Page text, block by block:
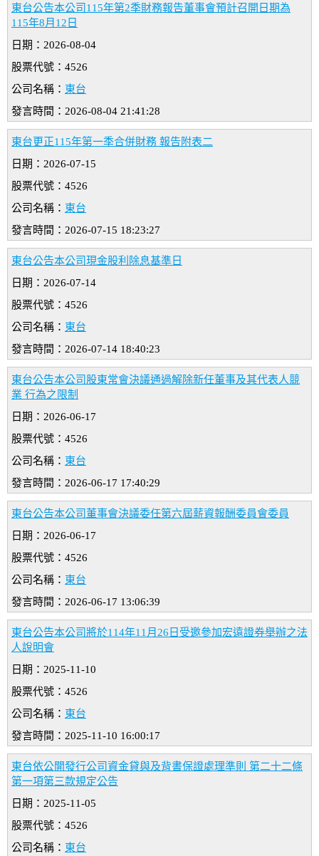
東台公告本公司115年第2季財務報告董事會預計召開日期為
115年8月12日
日期：2026-08-04
股票代號：4526
公司名稱： 東台
發言時間：2026-08-04 21:41:28
東台更正115年第一季合併財務 報告附表二
日期：2026-07-15
股票代號：4526
公司名稱： 東台
發言時間：2026-07-15 18:23:27
東台公告本公司現金股利除息基準日
日期：2026-07-14
股票代號：4526
公司名稱： 東台
發言時間：2026-07-14 18:40:23
東台公告本公司股東常會決議通過解除新任董事及其代表人競
業 行為之限制
日期：2026-06-17
股票代號：4526
公司名稱： 東台
發言時間：2026-06-17 17:40:29
東台公告本公司董事會決議委任第六屆薪資報酬委員會委員
日期：2026-06-17
股票代號：4526
公司名稱： 東台
發言時間：2026-06-17 13:06:39
東台公告本公司將於114年11月26日受邀參加宏遠證券舉辦之法
人說明會
日期：2025-11-10
股票代號：4526
公司名稱： 東台
發言時間：2025-11-10 16:00:17
東台依公開發行公司資金貸與及背書保證處理準則 第二十二條
第一項第三款規定公告
日期：2025-11-05
股票代號：4526
公司名稱： 東台